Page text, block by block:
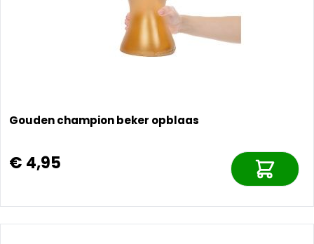
Gouden champion beker opblaas
€ 4,95